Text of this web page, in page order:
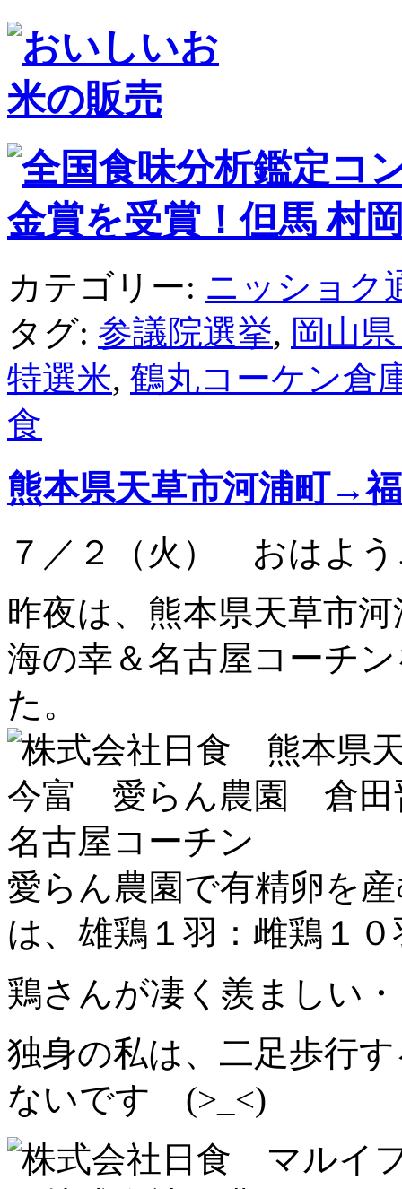
カテゴリー: ニッショク
タグ: 参議院選挙, 岡山
特選米, 鶴丸コーケン倉
食
熊本県天草市河浦町→
７／２（火） おはよ
昨夜は、熊本県天草市
海の幸＆名古屋コーチ
た。
愛らん農園で有精卵を
は、雄鶏１羽：雌鶏１０
鶏さんが凄く羨ましい
独身の私は、二足歩行
ないです (>_<)